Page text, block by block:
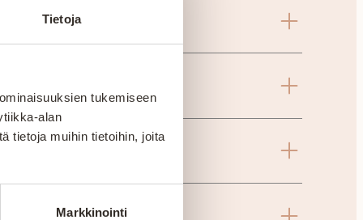
Tietoja
tukemiseen
alan
tietoja muihin tietoihin, joita
Markkinointi